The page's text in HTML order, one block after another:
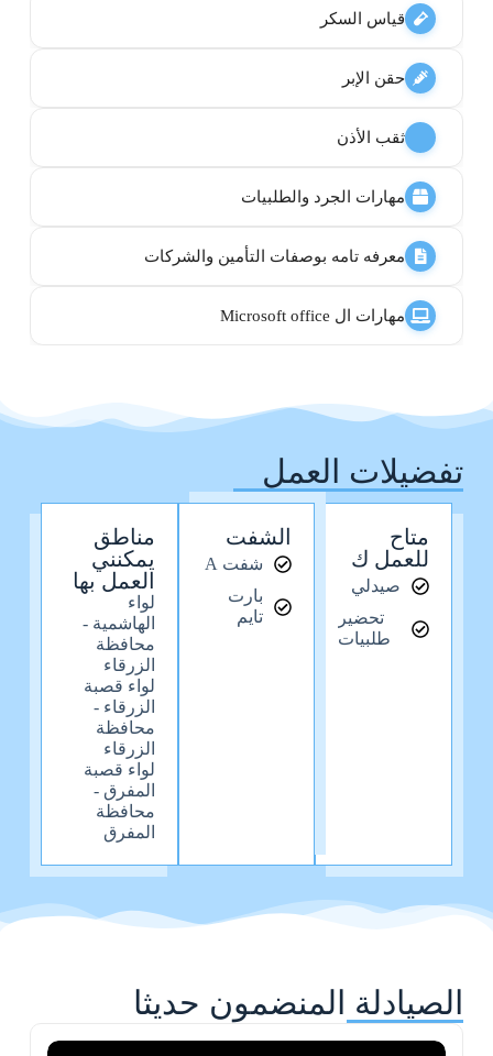
قياس السكر
حقن الإبر
ثقب الأذن
مهارات الجرد والطلبيات
معرفه تامه بوصفات التأمين والشركات
مهارات ال Microsoft office
تفضيلات العمل
متاح
للعمل ك
صيدلي
تحضير
طلبيات
الشفت
شفت A
بارت
تايم
مناطق
يمكنني
العمل بها
لواء
الهاشمية -
محافظة
الزرقاء
لواء قصبة
الزرقاء -
محافظة
الزرقاء
لواء قصبة
المفرق -
محافظة
المفرق
الصيادلة المنضمون حديثا